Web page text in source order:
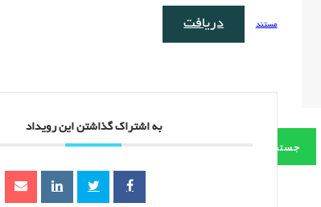
جستجو
مستند دریافت
به اشتراک گذاشتن این رویداد